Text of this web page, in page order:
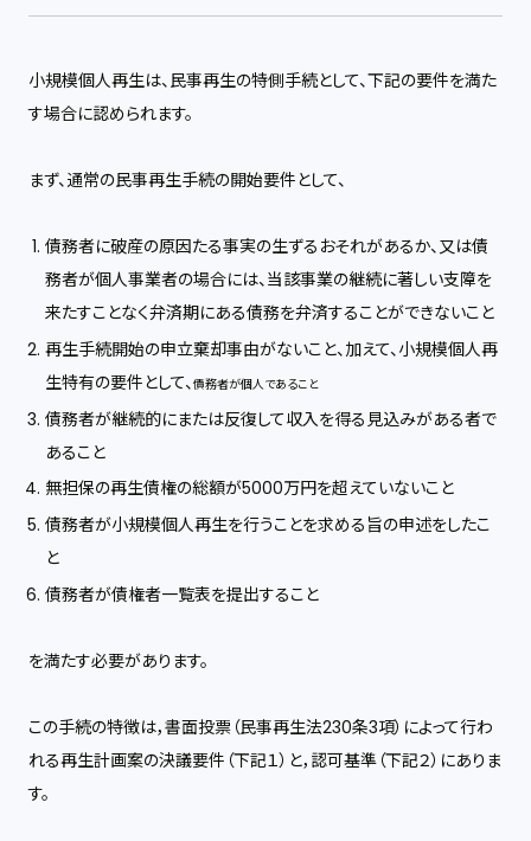
小規模個人再生は、民事再生の特側手続として、下記の要件を満た
す場合に認められます。
まず、通常の民事再生手続の開始要件として、
債務者に破産の原因たる事実の生ずるおそれがあるか、又は債
務者が個人事業者の場合には、当該事業の継続に著しい支障を
来たすことなく弁済期にある債務を弁済することができないこと
再生手続開始の申立棄却事由がないこと、加えて、小規模個人再
生特有の要件として、債務者が個人であること
債務者が継続的にまたは反復して収入を得る見込みがある者で
あること
無担保の再生債権の総額が5000万円を超えていないこと
債務者が小規模個人再生を行うことを求める旨の申述をしたこ
と
債務者が債権者一覧表を提出すること
を満たす必要があります。
この手続の特徴は，書面投票（民事再生法230条3項）によって行わ
れる再生計画案の決議要件（下記１）と，認可基準（下記２）にありま
す。